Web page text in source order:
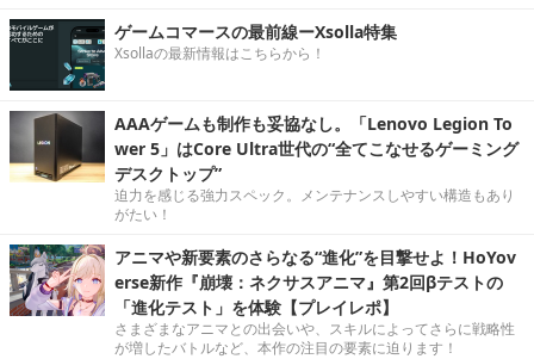
ゲームコマースの最前線ーXsolla特集
Xsollaの最新情報はこちらから！
AAAゲームも制作も妥協なし。「Lenovo Legion To
wer 5」はCore Ultra世代の“全てこなせるゲーミング
デスクトップ”
迫力を感じる強力スペック。メンテナンスしやすい構造もあり
がたい！
アニマや新要素のさらなる“進化”を目撃せよ！HoYov
erse新作『崩壊：ネクサスアニマ』第2回βテストの
「進化テスト」を体験【プレイレポ】
さまざまなアニマとの出会いや、スキルによってさらに戦略性
が増したバトルなど、本作の注目の要素に迫ります！